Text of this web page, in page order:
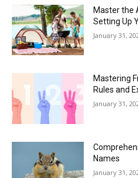
Master the
Setting Up
January 31,
Mastering
Rules and
January 31,
Names
January 31,